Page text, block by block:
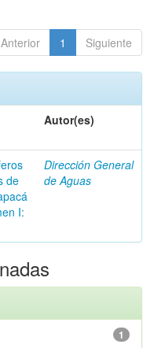
Anterior 1 Siguiente
Autor(es)
de
I:
Dirección General
de Aguas
1